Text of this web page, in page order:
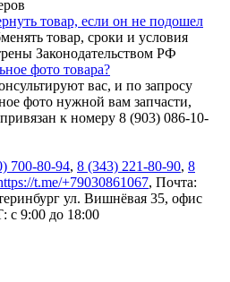
товар, если он не подошел
товар, сроки и условия
Законодательством РФ
фото товара?
вас, и по запросу
фото нужной вам запчасти,
к номеру 8 (903) 086-10-
700-80-94, 8 (343) 221-80-90, 8
t.me/+79030861067, Почта:
ул. Вишнёвая 35, офис
с 9:00 до 18:00